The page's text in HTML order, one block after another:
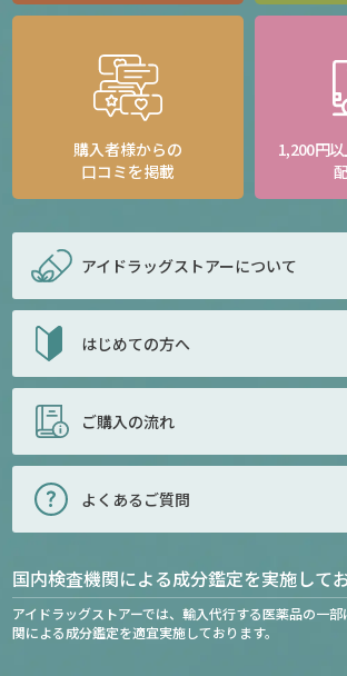
購入者様からの
口コミを掲載
1,200円
アイドラッグストアーについて
はじめての方へ
ご購入の流れ
よくあるご質問
国内検査機関による成分鑑定を実施して
アイドラッグストアーでは、輸入代行する医薬品の一
関による成分鑑定を適宜実施しております。